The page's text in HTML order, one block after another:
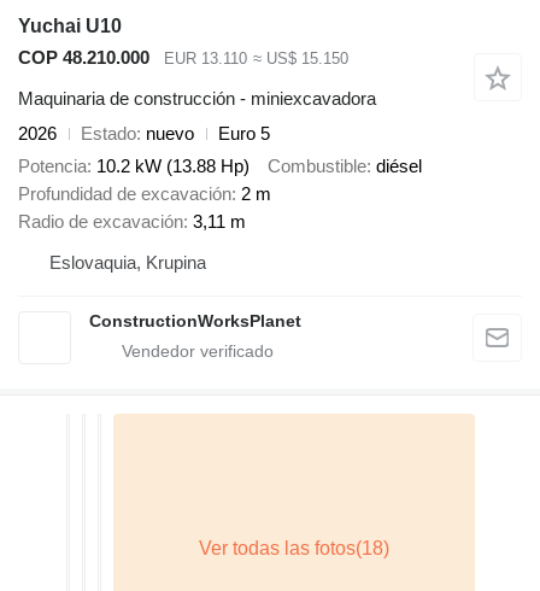
Yuchai U10
COP 48.210.000
EUR 13.110 ≈ US$ 15.150
Maquinaria de construcción - miniexcavadora
2026
Estado nuevo
Euro 5
Potencia 10.2 kW (13.88 Hp) Combustible diésel
Profundidad de excavación 2 m
Radio de excavación 3,11 m
Eslovaquia, Krupina
ConstructionWorksPlanet